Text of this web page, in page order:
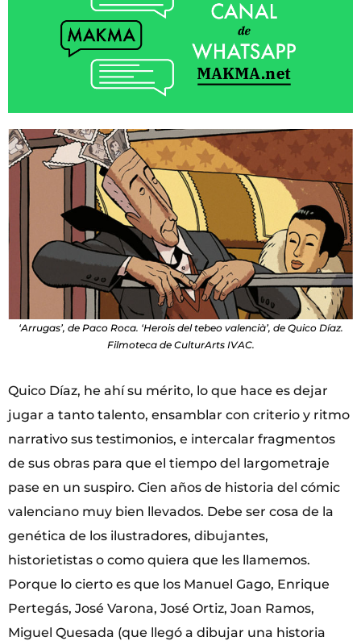
‘Arrugas’, de Paco Roca. ‘Herois del tebeo valencià’, de Quico Díaz.
Filmoteca de CulturArts IVAC.
Quico Díaz, he ahí su mérito, lo que hace es dejar
jugar a tanto talento, ensamblar con criterio y ritmo
narrativo sus testimonios, e intercalar fragmentos
de sus obras para que el tiempo del largometraje
pase en un suspiro. Cien años de historia del cómic
valenciano muy bien llevados. Debe ser cosa de la
genética de los ilustradores, dibujantes,
historietistas o como quiera que les llamemos.
Porque lo cierto es que los Manuel Gago, Enrique
Pertegás, José Varona, José Ortiz, Joan Ramos,
Miguel Quesada (que llegó a dibujar una historia